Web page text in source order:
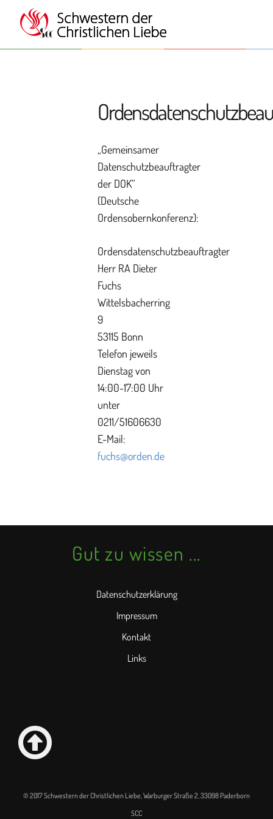
„Gemeinsamer
Datenschutzbeauftragter
der DOK“
(Deutsche
Ordensobernkonferenz):
Ordensdatenschutzbeauftragter
Herr RA Dieter
Fuchs
Wittelsbacherring
9
53115 Bonn
Telefon jeweils
Dienstag von
14:00-17:00 Uhr
unter
0211/51606630
E-Mail:
fuchs@orden.de
Gut zu wissen ...
Datenschutzerklärung
Impressum
Kontakt
Links
© 2017 Schwestern der Christlichen Liebe, Warburger Straße 2, 33098 Paderborn
SCC